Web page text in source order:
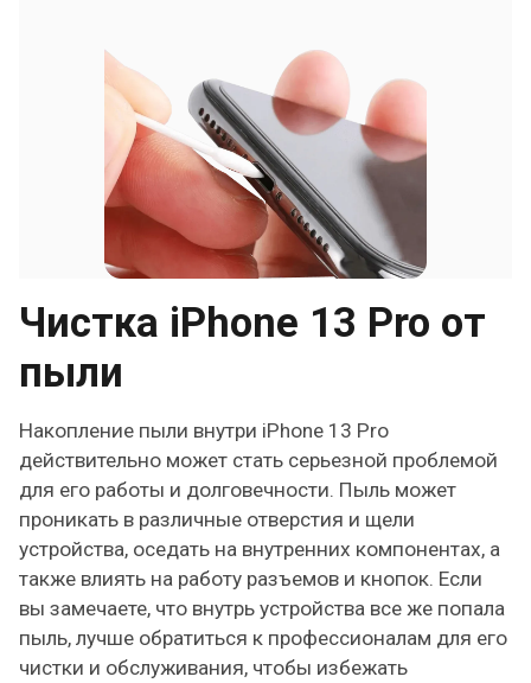
Чистка iPhone 13 Pro от
пыли
Накопление пыли внутри iPhone 13 Pro
действительно может стать серьезной проблемой
для его работы и долговечности. Пыль может
проникать в различные отверстия и щели
устройства, оседать на внутренних компонентах, а
также влиять на работу разъемов и кнопок. Если
вы замечаете, что внутрь устройства все же попала
пыль, лучше обратиться к профессионалам для его
чистки и обслуживания, чтобы избежать